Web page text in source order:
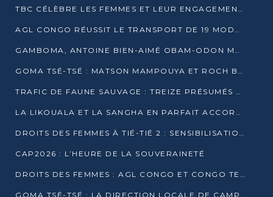
TBC CÉLÈBRE LES FEMMES ET LEUR ENGAGEMENT À L’OCCASION DU 8 MARS
AGL CONGO RÉUSSIT LE TRANSPORT DE 19 MODULES HORS GABARIT ENTRE POINTE-NOIRE ET BRAZZAVILLE
GAMBOMA, ANTOINE BIEN-AIMÉ OBAM-ODON MOBILISE LES 32 148 ÉLECTEURS EN FAVEUR DE DENIS SASSOU NGUESSO
GOMA TSÉ-TSÉ : MATSON MAMPOUYA ET ROCH BREDIN BISSALA NKOUNKOU EN CAMPAGNE DE PROXIMITÉ
TRAFIC DE FAUNE SAUVAGE : TREIZE PRÉSUMÉS TRAFIQUANTS INTERPELLÉS AU CONGO EN 2025
LA LIKOUALA ET LA SANGHA EN PARFAIT ACCORD AVEC LE PROJET DE SOCIÉTÉ DU CANDIDAT DENIS SASSOU-N’GUESSO
DROITS DES FEMMES À TIÉ-TIÉ 2 : SENSIBILISATION ET PÉDAGOGIE SUR LE DROIT DE VOTE
CAP2026 : L’HEURE DE LA SOUVERAINETÉ
DROITS DES FEMMES : AGL CONGO ET CONGO TERMINAL METTENT EN AVANT LE LEADERSHIP FÉMININ
GOMA TSÉ-TSÉ : LA DIRECTION LOCALE DE CAMPAGNE INTENSIFIE LA SENSIBILISATION DANS LES VILLAGES